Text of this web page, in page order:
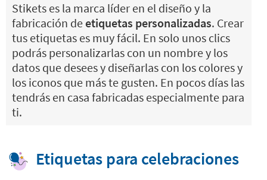
Stikets es la marca líder en el diseño y la
fabricación deetiquetas personalizadas. Crear
tus etiquetas es muy fácil. En solo unos clics
podrás personalizarlas con un nombre y los
datos que desees y diseñarlas con los colores y
los iconos que más te gusten. En pocos días las
tendrás en casa fabricadas especialmente para
ti.
Etiquetas para celebraciones